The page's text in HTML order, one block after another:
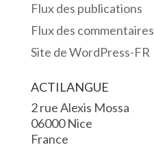
Flux des publications
Flux des commentaires
Site de WordPress-FR
ACTILANGUE
2 rue Alexis Mossa
06000 Nice
France